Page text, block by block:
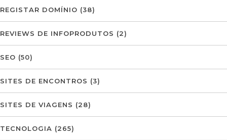
REGISTAR DOMÍNIO (38)
REVIEWS DE INFOPRODUTOS (2)
SEO (50)
SITES DE ENCONTROS (3)
SITES DE VIAGENS (28)
TECNOLOGIA (265)